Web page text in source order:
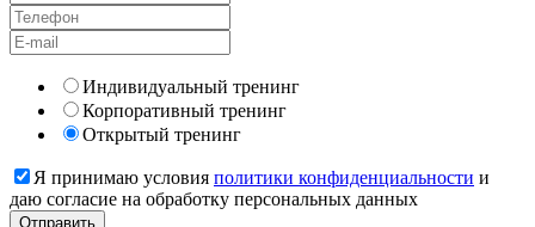
Индивидуальный тренинг
Корпоративный тренинг
Открытый тренинг
Я принимаю условия политики конфиденциальности и
даю согласие на обработку персональных данных